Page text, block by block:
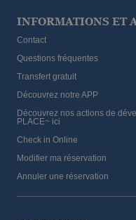
INFORMATIONS ET
Contact
Questions fréquentes
Transfert gratuit
Découvrez notre APP
Découvrez nos actions de
PLACE~ ici
Check in Online
Modifier ma réservation
Annuler une réservation